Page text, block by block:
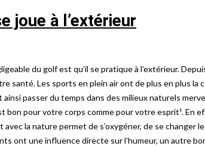
joue à l’extérieur
du golf est qu’il se pratique à l’extérieur.
santé. Les sports en plein air ont de plus en plus la
passer du temps dans des milieux naturels
bon pour votre corps comme pour votre esprit¹. En
la nature permet de s’oxygéner, de se changer
ont une influence directe sur l’humeur, un autre